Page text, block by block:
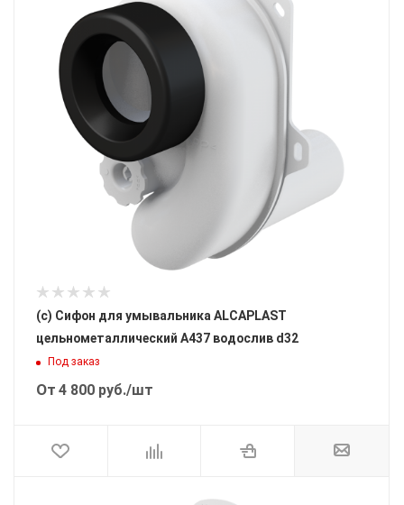
(c) Сифон для умывальника ALCAPLAST
цельнометаллический A437 водослив d32
Под заказ
От 4 800 руб./шт